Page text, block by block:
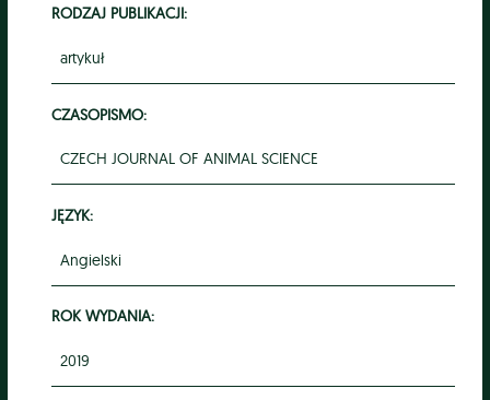
RODZAJ PUBLIKACJI:
artykuł
CZASOPISMO:
CZECH JOURNAL OF ANIMAL SCIENCE
JĘZYK:
Angielski
ROK WYDANIA:
2019